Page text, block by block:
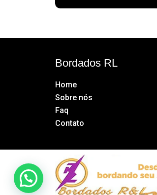
Bordados RL
Home
Sobre nós
Faq
Contato